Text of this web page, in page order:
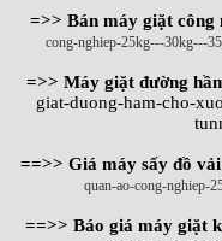
=>> Bán máy giặt công
cong-nghiep-25kg---30kg---
=>> Máy giặt đường
giat-duong-ham-cho-
==>> Giá máy sấy đồ
quan-ao-cong-nghiep-
==>> Báo giá máy giặt